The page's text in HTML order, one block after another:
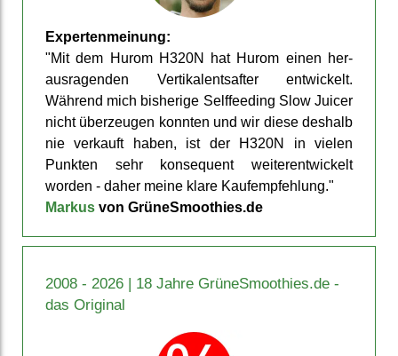
Experten­meinung:
"Mit dem Hurom H320N hat Hurom einen her­
aus­ragen­den Vertikal­ent­safter ent­wickelt.
Während mich bis­herige Self­feeding Slow Juicer
nicht über­zeugen konnten und wir diese deshalb
nie ver­kauft haben, ist der H320N in vielen
Punkten sehr kon­sequent weiter­ent­wickelt
worden - daher meine klare Kauf­empfehlung."
Markus von GrüneSmoothies.de
2008 - 2026 | 18 Jahre GrüneSmoothies.de -
das Original